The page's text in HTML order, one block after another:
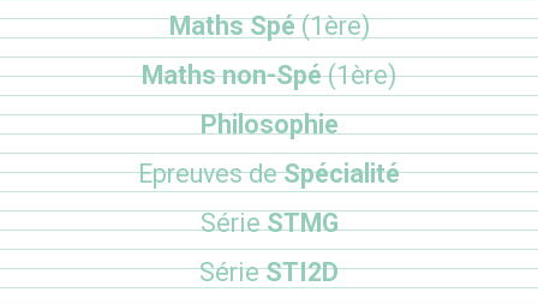
Maths Spé(1ère)
Maths non-Spé(1ère)
Philosophie
Epreuves deSpécialité
SérieSTMG
SérieSTI2D